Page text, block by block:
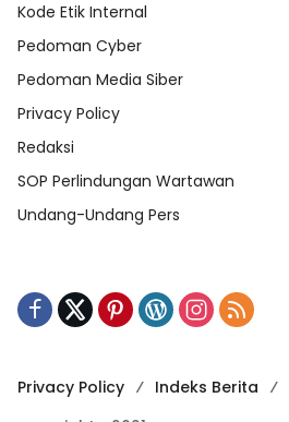
Kode Etik Internal
Pedoman Cyber
Pedoman Media Siber
Privacy Policy
Redaksi
SOP Perlindungan Wartawan
Undang-Undang Pers
Privacy Policy Indeks Berita